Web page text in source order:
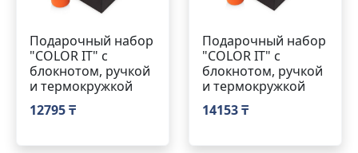
Подарочный набор
"COLOR IT" c
блокнотом, ручкой
и термокружкой
12795 ₸
Подарочный набор
"COLOR IT" c
блокнотом, ручкой
и термокружкой
14153 ₸